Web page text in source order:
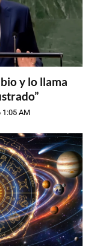
y lo llama
1:05 AM